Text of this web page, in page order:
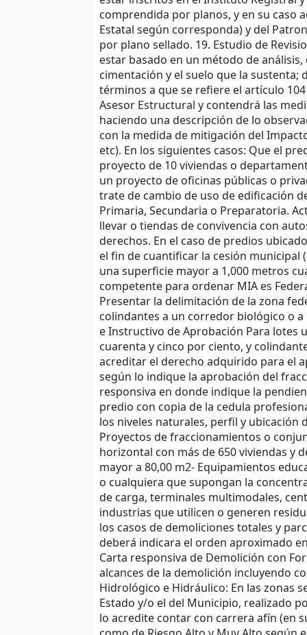
comprendida por planos, y en su caso
Estatal según corresponda) y del
por plano sellado. 19. Estudio de
estar basado en un método de
cimentación y el suelo que la sustenta;
términos a que se refiere el artículo
Asesor Estructural y contendrá las
haciendo una descripción de lo
con la medida de mitigación del
etc). En los siguientes casos: Que el
proyecto de 10 viviendas o
un proyecto de oficinas públicas o
trate de cambio de uso de edificación
Primaria, Secundaria o Preparatoria.
llevar o tiendas de convivencia con
derechos. En el caso de predios
el fin de cuantificar la cesión municipal
una superficie mayor a 1,000 metros
competente para ordenar MIA es
Presentar la delimitación de la zona
colindantes a un corredor biológico o a
e Instructivo de Aprobación Para lotes
cuarenta y cinco por ciento, y
acreditar el derecho adquirido para el
según lo indique la aprobación del
responsiva en donde indique la
predio con copia de la cedula
los niveles naturales, perfil y ubicación
Proyectos de fraccionamientos o
horizontal con más de 650 viviendas y
mayor a 80,00 m2- Equipamientos
o cualquiera que supongan la
de carga, terminales multimodales,
industrias que utilicen o generen
los casos de demoliciones totales y
deberá indicara el orden aproximado
Carta responsiva de Demolición con
alcances de la demolición incluyendo
Hidrológico e Hidráulico: En las zonas
Estado y/o el del Municipio, realizado
lo acredite contar con carrera afín (en